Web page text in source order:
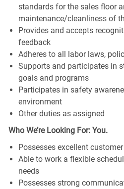
standards for the sales floor
maintenance/cleanliness of
Provides and accepts
feedback
Adheres to all labor laws,
Supports and participates in
goals and programs
Participates in safety
environment
Other duties as assigned
Who We’re Looking For: You.
Possesses excellent
Able to work a flexible
needs
Possesses strong